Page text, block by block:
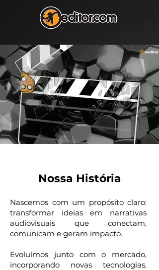
​Nossa História
Nascemos com um propósito claro:
transformar ideias em narrativas
audiovisuais que conectam,
comunicam e geram impacto.
Evoluímos junto com o mercado,
incorporando novas tecnologias,